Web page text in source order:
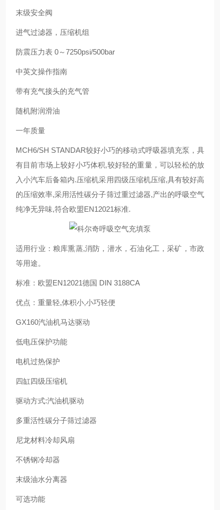
末级安全阀
进气过滤器，压缩机组
防震压力表 0～7250psi/500bar
中英文操作指南
带有充气接头的充气管
随机附润滑油
一年质量
MCH6/SH STANDAR较好小巧的移动式呼吸器填充泵，具
有目前市场上较好小巧体积,较好轻的重量，可以轻松的放
入小汽车后备箱内.压缩机采用四级压缩机压缩,具有较好高
的压缩效率,采用活性碳分子筛过重过滤器,产出的呼吸空气
纯净无异味,符合欧盟EN12021标准.
适用行业：粮库熏蒸,消防，潜水，石油化工，采矿，市政
等用途。
标准：欧盟EN12021德国 DIN 3188CA
优点：重量轻,体积小,小巧轻便
GX160汽油机马达驱动
低电压保护功能
电机过热保护
四缸四级压缩机
驱动方式:汽油机驱动
多重活性碳分子筛过滤器
尼龙材料冷却风扇
不锈钢冷却器
末级油水分离器
可选功能